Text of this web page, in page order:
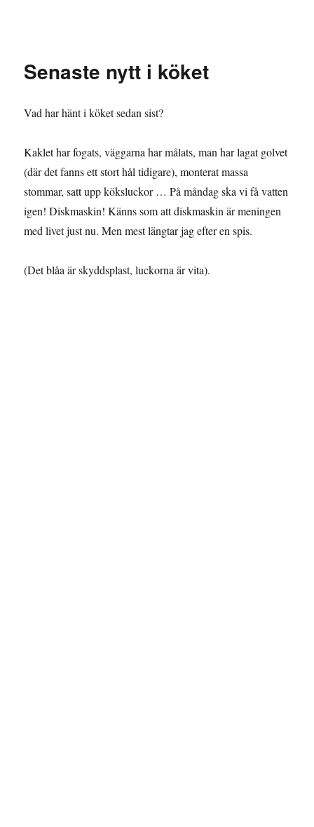
Senaste nytt i köket
Vad har hänt i köket sedan sist?
Kaklet har fogats, väggarna har målats, man har lagat golvet
(där det fanns ett stort hål tidigare), monterat massa
stommar, satt upp köksluckor … På måndag ska vi få vatten
igen! Diskmaskin! Känns som att diskmaskin är meningen
med livet just nu. Men mest längtar jag efter en spis.
(Det blåa är skyddsplast, luckorna är vita).